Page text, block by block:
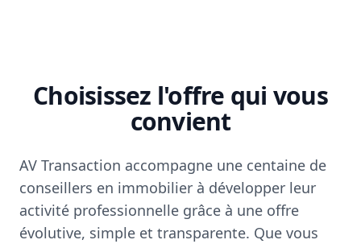
Choisissez l'offre qui vous
convient
AV Transaction accompagne une centaine de
conseillers en immobilier à développer leur
activité professionnelle grâce à une offre
évolutive, simple et transparente. Que vous